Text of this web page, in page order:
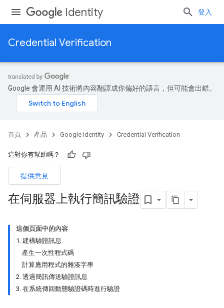
Identity 登入
Credential Verification
Google 會運用 AI 技術將內容翻譯成你偏好的語言，但可能會出錯。
首頁 產品 Google Identity Credential Verification
這對你有幫助嗎？
提供意見
在伺服器上執行簡訊驗證
這個頁面中的內容
1. 建構驗證訊息
產生一次性程式碼
計算應用程式的雜湊字串
2. 透過簡訊傳送驗證訊息
3. 在系統傳回動態驗證碼時進行驗證